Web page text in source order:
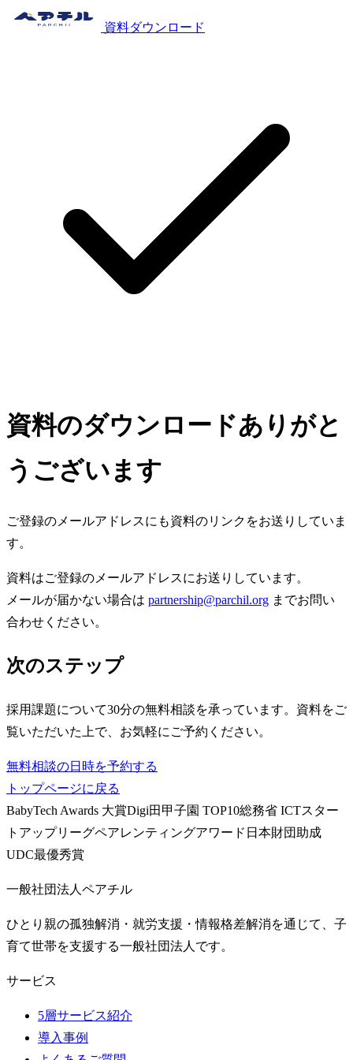
資料ダウンロード
資料のダウンロードありがと
うございます
ご登録のメールアドレスにも資料のリンクをお送りしていま
す。
資料はご登録のメールアドレスにお送りしています。
メールが届かない場合は partnership@parchil.org までお問い
合わせください。
次のステップ
採用課題について30分の無料相談を承っています。資料をご
覧いただいた上で、お気軽にご予約ください。
無料相談の日時を予約する
トップページに戻る
BabyTech Awards 大賞Digi田甲子園 TOP10総務省 ICTスター
トアップリーグペアレンティングアワード 日本財団助成
UDC最優秀賞
一般社団法人ペアチル
ひとり親の孤独解消・就労支援・情報格差解消を通じて、子
育て世帯を支援する一般社団法人です。
サービス
5層サービス紹介
導入事例